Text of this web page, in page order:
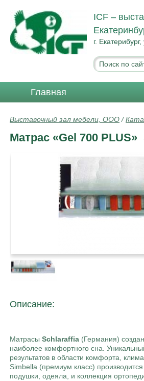
ICF –
г.
Главная
Выставочный зал мебели, ООО /
Матрас «Gel 700 PLUS»
Описание:
Матрасы Schlaraffia (Германия)
наиболее комфортного сна.
результатов в области комфорта,
Simbella (премиум класс)
подушки, одеяла, и коллекция